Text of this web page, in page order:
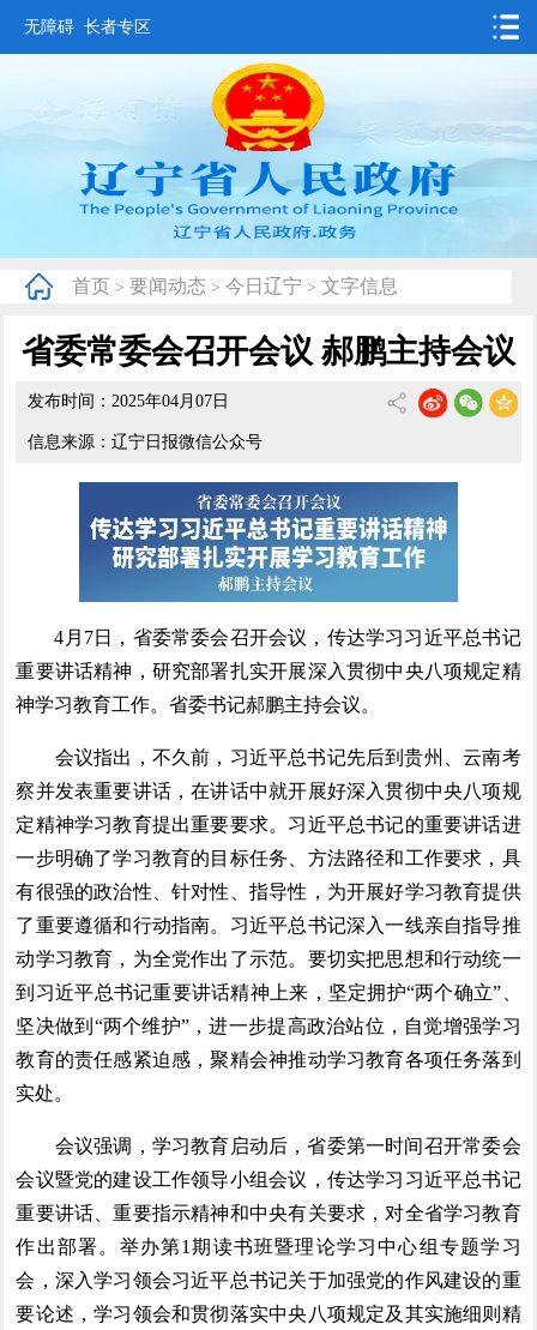
无障碍 长者专区
要闻动态
政务公开
互动交流
数据发布
省情概况
首页 > 要闻动态 > 今日辽宁 > 文字信息
省委常委会召开会议 郝鹏主持会议
发布时间：2025年04月07日
信息来源：辽宁日报微信公众号
4月7日，省委常委会召开会议，传达学习习近平总书记
重要讲话精神，研究部署扎实开展深入贯彻中央八项规定精
神学习教育工作。省委书记郝鹏主持会议。
会议指出，不久前，习近平总书记先后到贵州、云南考
察并发表重要讲话，在讲话中就开展好深入贯彻中央八项规
定精神学习教育提出重要要求。习近平总书记的重要讲话进
一步明确了学习教育的目标任务、方法路径和工作要求，具
有很强的政治性、针对性、指导性，为开展好学习教育提供
了重要遵循和行动指南。习近平总书记深入一线亲自指导推
动学习教育，为全党作出了示范。要切实把思想和行动统一
到习近平总书记重要讲话精神上来，坚定拥护“两个确立”、
坚决做到“两个维护”，进一步提高政治站位，自觉增强学习
教育的责任感紧迫感，聚精会神推动学习教育各项任务落到
实处。
会议强调，学习教育启动后，省委第一时间召开常委会
会议暨党的建设工作领导小组会议，传达学习习近平总书记
重要讲话、重要指示精神和中央有关要求，对全省学习教育
作出部署。举办第1期读书班暨理论学习中心组专题学习
会，深入学习领会习近平总书记关于加强党的作风建设的重
要论述，学习领会和贯彻落实中央八项规定及其实施细则精